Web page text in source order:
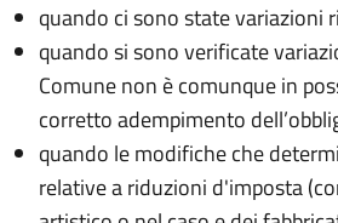
quando ci sono state variazioni
quando si sono verificate
Comune non è comunque in
corretto adempimento
quando le modifiche che
relative a riduzioni d'imposta